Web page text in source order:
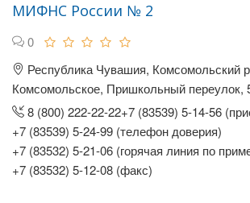
МИФНС России № 2
0
Республика Чувашия, Комсомольский
Комсомольское, Пришкольный переулок,
8 (800) 222-22-22+7 (83539) 5-14-56
+7 (83539) 5-24-99 (телефон доверия)
+7 (83532) 5-21-06 (горячая линия по
+7 (83532) 5-12-08 (факс)